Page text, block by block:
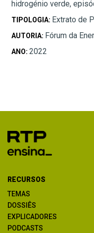
hidrogénio verde,
TIPOLOGIA: Extrato de
AUTORIA: Fórum da
ANO: 2022
RECURSOS
TEMAS
DOSSIÊS
EXPLICADORES
PODCASTS